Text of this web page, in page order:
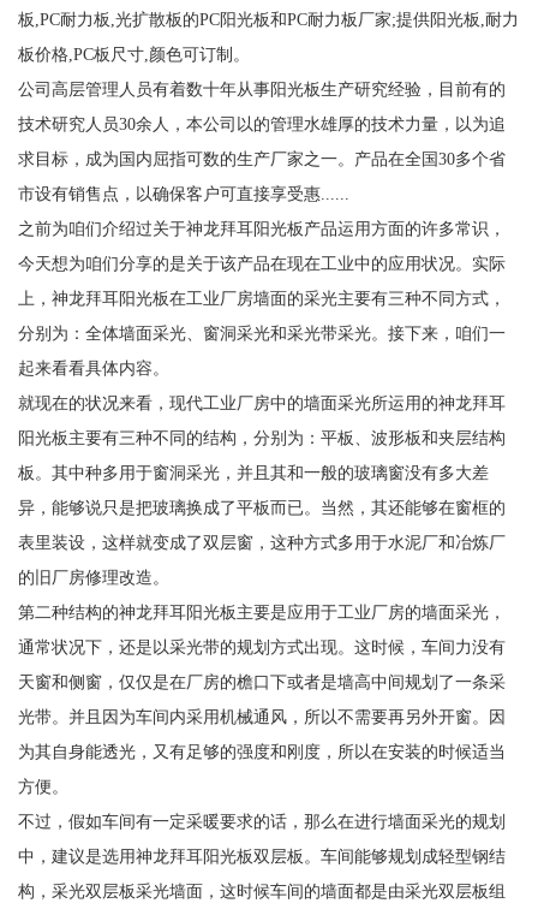
板,PC耐力板,光扩散板的PC阳光板和PC耐力板厂家;提供阳光板,耐力
板价格,PC板尺寸,颜色可订制。
公司高层管理人员有着数十年从事阳光板生产研究经验，目前有的
技术研究人员30余人，本公司以的管理水雄厚的技术力量，以为追
求目标，成为国内屈指可数的生产厂家之一。产品在全国30多个省
市设有销售点，以确保客户可直接享受惠......
之前为咱们介绍过关于神龙拜耳阳光板产品运用方面的许多常识，
今天想为咱们分享的是关于该产品在现在工业中的应用状况。实际
上，神龙拜耳阳光板在工业厂房墙面的采光主要有三种不同方式，
分别为：全体墙面采光、窗洞采光和采光带采光。接下来，咱们一
起来看看具体内容。
就现在的状况来看，现代工业厂房中的墙面采光所运用的神龙拜耳
阳光板主要有三种不同的结构，分别为：平板、波形板和夹层结构
板。其中种多用于窗洞采光，并且其和一般的玻璃窗没有多大差
异，能够说只是把玻璃换成了平板而已。当然，其还能够在窗框的
表里装设，这样就变成了双层窗，这种方式多用于水泥厂和冶炼厂
的旧厂房修理改造。
第二种结构的神龙拜耳阳光板主要是应用于工业厂房的墙面采光，
通常状况下，还是以采光带的规划方式出现。这时候，车间力没有
天窗和侧窗，仅仅是在厂房的檐口下或者是墙高中间规划了一条采
光带。并且因为车间内采用机械通风，所以不需要再另外开窗。因
为其自身能透光，又有足够的强度和刚度，所以在安装的时候适当
方便。
不过，假如车间有一定采暖要求的话，那么在进行墙面采光的规划
中，建议是选用神龙拜耳阳光板双层板。车间能够规划成轻型钢结
构，采光双层板采光墙面，这时候车间的墙面都是由采光双层板组